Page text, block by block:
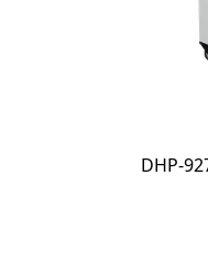
DHP-